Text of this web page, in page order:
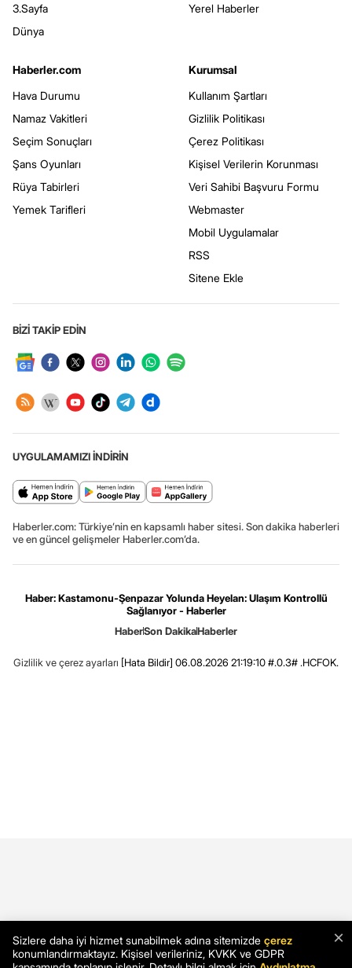
3.Sayfa
Dünya
Yerel Haberler
Haberler.com
Hava Durumu
Namaz Vakitleri
Seçim Sonuçları
Şans Oyunları
Rüya Tabirleri
Yemek Tarifleri
Kurumsal
Kullanım Şartları
Gizlilik Politikası
Çerez Politikası
Kişisel Verilerin Korunması
Veri Sahibi Başvuru Formu
Webmaster
Mobil Uygulamalar
RSS
Sitene Ekle
BİZİ TAKİP EDİN
UYGULAMAMIZI İNDİRİN
Haberler.com: Türkiye’nin en kapsamlı haber sitesi. Son dakika haberleri
ve en güncel gelişmeler Haberler.com’da.
Haber: Kastamonu-Şenpazar Yolunda Heyelan: Ulaşım Kontrollü
Sağlanıyor - Haberler
HaberSon DakikaHaberler
Gizlilik ve çerez ayarları [Hata Bildir] 06.08.2026 21:19:10 #.0.3# .HCFOK.
×
Sizlere daha iyi hizmet sunabilmek adına sitemizde çerez
konumlandırmaktayız. Kişisel verileriniz, KVKK ve GDPR